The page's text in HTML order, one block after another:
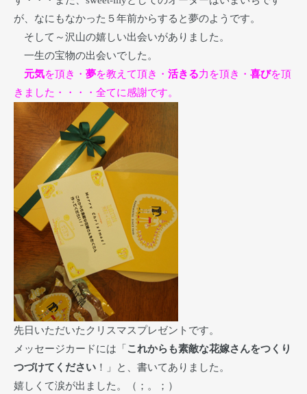
が、なにもなかった５年前からすると夢のようです。
そして～沢山の嬉しい出会いがありました。
一生の宝物の出会いでした。
元気を頂き・ 夢を教えて頂き・ 活きる力を頂き・ 喜びを頂
きました・・・・全てに感謝です。
先日いただいたクリスマスプレゼントです。
メッセージカードには「これからも素敵な花嫁さんをつくり
つづけてください ！」と、書いてありました。
嬉しくて涙が出ました。（；。；）